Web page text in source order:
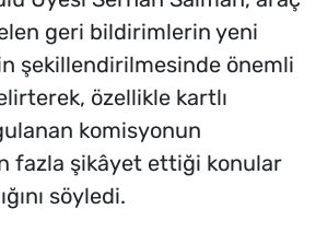
geri bildirimlerin yeni
şekillendirilmesinde önemli
özellikle kartlı
komisyonun
fazla şikâyet ettiği konular
söyledi.